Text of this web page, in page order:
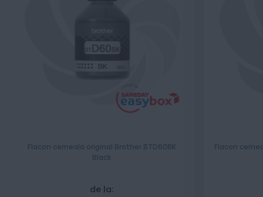
Flacon cerneala original Brother BTD60BK
Black
de la:
Flacon